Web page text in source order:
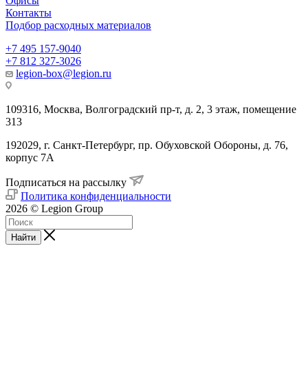
Контакты
Подбор расходных материалов
+7 495 157-9040
+7 812 327-3026
legion-box@legion.ru
109316, Москва, Волгоградский пр-т, д. 2, 3 этаж, помещение
313
192029, г. Санкт-Петербург, пр. Обуховской Обороны, д. 76,
корпус 7А
Подписаться на рассылку
Политика конфиденциальности
2026 © Legion Group
Найти